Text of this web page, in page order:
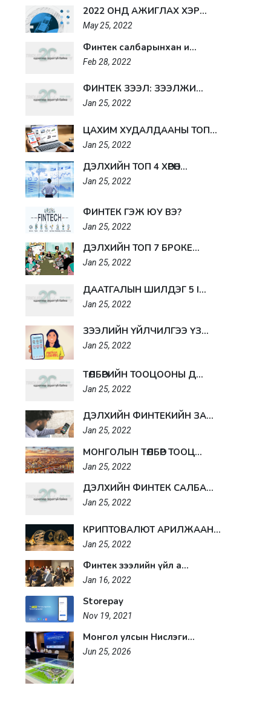
2022 ОНД АЖИГЛАХ ХЭР...
May 25, 2022
Финтек салбарынхан и...
Feb 28, 2022
ФИНТЕК ЗЭЭЛ: ЗЭЭЛЖИ...
Jan 25, 2022
ЦАХИМ ХУДАЛДААНЫ ТОП...
Jan 25, 2022
ДЭЛХИЙН ТОП 4 ХӨРӨН...
Jan 25, 2022
ФИНТЕК ГЭЖ ЮУ ВЭ?
Jan 25, 2022
ДЭЛХИЙН ТОП 7 БРОКЕ...
Jan 25, 2022
ДААТГАЛЫН ШИЛДЭГ 5 I...
Jan 25, 2022
ЗЭЭЛИЙН ҮЙЛЧИЛГЭЭ ҮЗ...
Jan 25, 2022
ТӨЛБӨРИЙН ТООЦООНЫ Д...
Jan 25, 2022
ДЭЛХИЙН ФИНТЕКИЙН ЗА...
Jan 25, 2022
МОНГОЛЫН ТӨЛБӨР ТООЦ...
Jan 25, 2022
ДЭЛХИЙН ФИНТЕК САЛБА...
Jan 25, 2022
КРИПТОВАЛЮТ АРИЛЖААН...
Jan 25, 2022
Финтек зээлийн үйл а...
Jan 16, 2022
Storepay
Nov 19, 2021
Монгол улсын Нислэги...
Jun 25, 2026